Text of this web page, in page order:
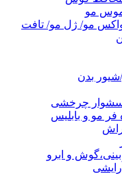
مو
مو/ ژل مو/ تافت
شیور بدن
چرخشی
فر مو و بابلیس
و ابرو